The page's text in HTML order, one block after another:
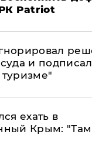
Patriot
и
ехать в
Крым: